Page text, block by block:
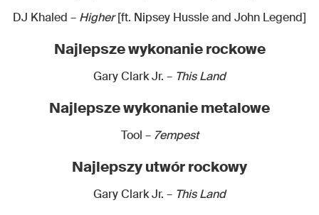
DJ Khaled – Higher[ft. Nipsey Hussle and John Legend]
Najlepsze wykonanie rockowe
Gary Clark Jr. – This Land
Najlepsze wykonanie metalowe
Tool – 7empest
Najlepszy utwór rockowy
Gary Clark Jr. – This Land